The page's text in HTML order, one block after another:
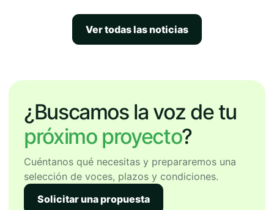
Ver todas las noticias
¿Buscamos la voz de tu
próximo proyecto?
Cuéntanos qué necesitas y prepararemos una
selección de voces, plazos y condiciones.
Solicitar una propuesta